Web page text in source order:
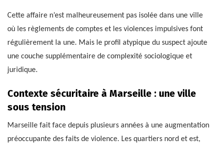
Cette affaire n’est malheureusement pas isolée dans une ville
où les règlements de comptes et les violences impulsives font
régulièrement la une. Mais le profil atypique du suspect ajoute
une couche supplémentaire de complexité sociologique et
juridique.
Contexte sécuritaire à Marseille : une ville
sous tension
Marseille fait face depuis plusieurs années à une augmentation
préoccupante des faits de violence. Les quartiers nord et est,